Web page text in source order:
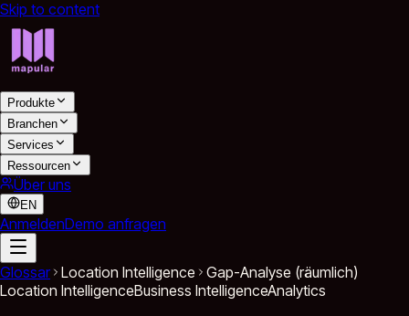
Skip to content
Produkte
Branchen
Services
Ressourcen
Über uns
EN
AnmeldenDemo anfragen
Glossar Location Intelligence
Gap-Analyse (räumlich)
Location IntelligenceBusiness IntelligenceAnalytics